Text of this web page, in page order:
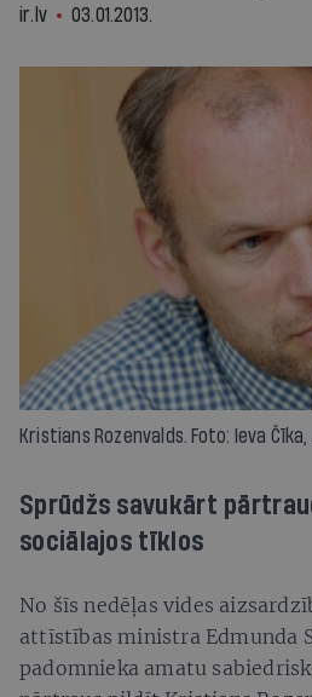
ir.lv 03.01.2013.
Kristians Rozenvalds. Foto: Ieva Čīka,
Sprūdžs savukārt
sociālajos tīklos
No šīs nedēļas vides
attīstības ministra Edmunda
padomnieka amatu